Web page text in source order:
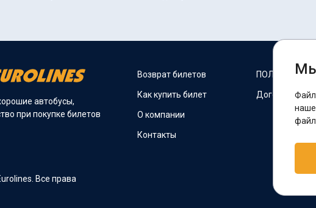
автобусы,
при покупке билетов
Все права
Возврат билетов
Как купить билет
О компании
Контакты
ПОЛИТИКА
Договор